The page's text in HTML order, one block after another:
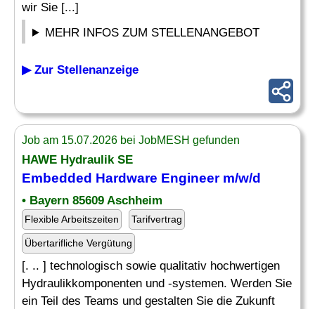
wir Sie [...]
MEHR INFOS ZUM STELLENANGEBOT
▶ Zur Stellenanzeige
Job am 15.07.2026 bei JobMESH gefunden
HAWE Hydraulik SE
Embedded Hardware Engineer m/w/d
• Bayern 85609 Aschheim
Flexible Arbeitszeiten Tarifvertrag
Übertarifliche Vergütung
[. .. ] technologisch sowie qualitativ hochwertigen
Hydraulikkomponenten und -systemen. Werden Sie
ein Teil des Teams und gestalten Sie die Zukunft